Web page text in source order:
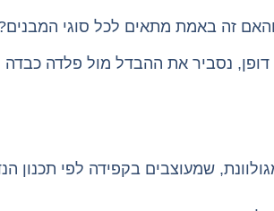
זה באמת מתאים לכל סוגי
נסביר את ההבדל מול פלדה
שמעוצבים בקפידה לפי תכנון